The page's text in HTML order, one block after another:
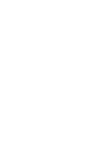
和球头